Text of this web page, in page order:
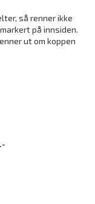
så renner ikke
på innsiden.
ut om koppen